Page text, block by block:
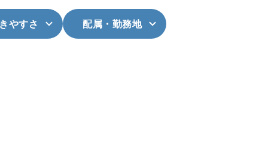
やすさ 配属・勤務地